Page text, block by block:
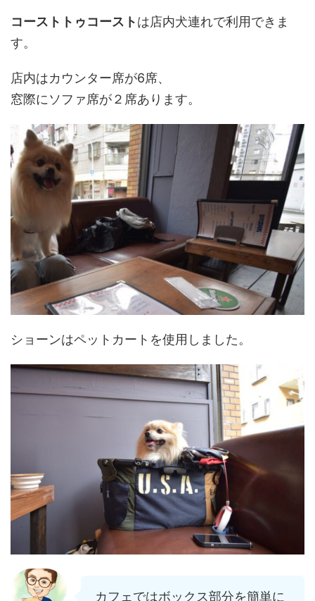
コーストトゥコーストは店内犬連れで利用できま
す。
店内はカウンター席が6席、
窓際にソファ席が２席あります。
ショーンはペットカートを使用しました。
カフェではボックス部分を簡単に